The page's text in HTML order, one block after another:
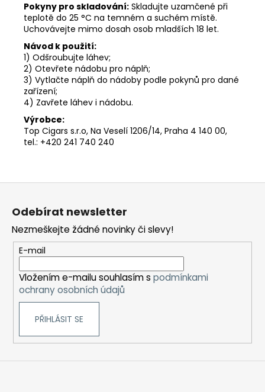
Pokyny pro skladování: Skladujte uzamčené při
teplotě do 25 °C na temném a suchém místě.
Uchovávejte mimo dosah osob mladších 18 let.
Návod k použití:
1) Odšroubujte láhev;
2) Otevřete nádobu pro náplň;
3) Vytlačte náplň do nádoby podle pokynů pro dané
zařízení;
4) Zavřete láhev i nádobu.
Výrobce:
Top Cigars s.r.o, Na Veselí 1206/14, Praha 4 140 00,
tel.: +420 241 740 240
Odebírat newsletter
Nezmeškejte žádné novinky či slevy!
E-mail
Vložením e-mailu souhlasím s podmínkami
ochrany osobních údajů
PŘIHLÁSIT SE